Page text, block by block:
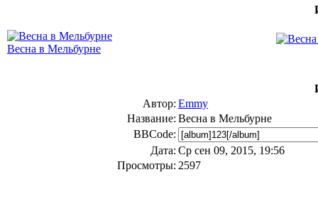
Весна в Мельбурне
Автор: Emmy
Название: Весна в Мельбурне
BBCode:
Дата: Ср сен 09, 2015, 19:56
Просмотры: 2597